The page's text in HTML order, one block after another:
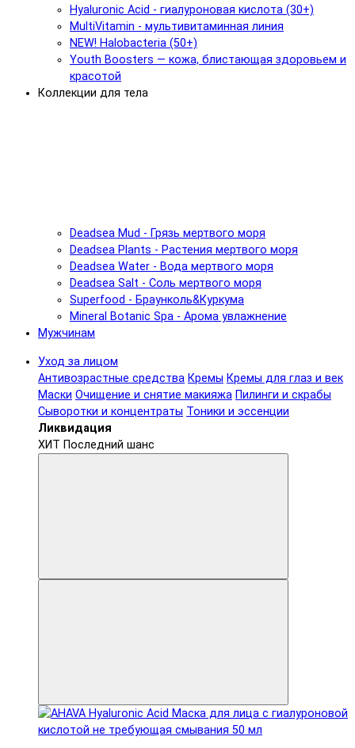
Hyaluronic Acid - гиалуроновая кислота (30+)
MultiVitamin - мультивитаминная линия
NEW! Halobacteria (50+)
Youth Boosters — кожа, блистающая здоровьем и
красотой
Коллекции для тела
Deadsea Mud - Грязь мертвого моря
Deadsea Plants - Растения мертвого моря
Deadsea Water - Вода мертвого моря
Deadsea Salt - Соль мертвого моря
Superfood - Браунколь&Куркума
Mineral Botanic Spa - Арома увлажнение
Мужчинам
Уход за лицом
Антивозрастные средства Кремы Кремы для глаз и век
Маски Очищение и снятие макияжа Пилинги и скрабы
Сыворотки и концентраты Тоники и эссенции
Ликвидация
ХИТ Последний шанс